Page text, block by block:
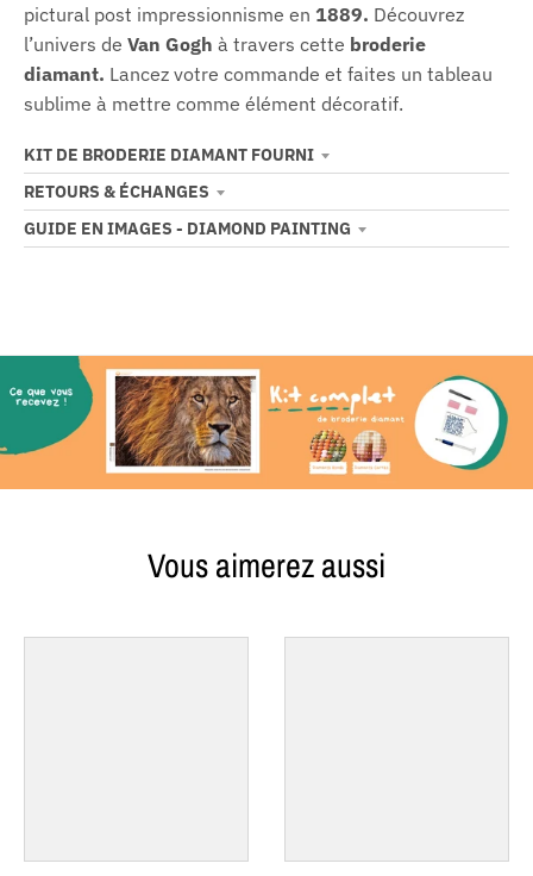
pictural post impressionnisme en 1889. Découvrez
l’univers de Van Gogh à travers cette broderie
diamant. Lancez votre commande et faites un tableau
sublime à mettre comme élément décoratif.
KIT DE BRODERIE DIAMANT FOURNI
RETOURS & ÉCHANGES
GUIDE EN IMAGES - DIAMOND PAINTING
Vous aimerez aussi